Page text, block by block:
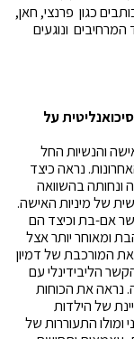
כגון פרנצי, חאן,
המרחיבים ונוגעים
פסיכואנליטית על
והנשיות החל
נראה כיצד
בהשוואה
של מיניות האישה.
אם-בת וכיצד הם
ומאוחר יותר אצל
המורכבת של דמיון
הליבידינלי עם
נראה את הכוחות
של הילדות
ומולו התעוררות של